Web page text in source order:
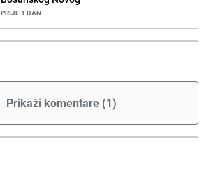
PRIJE 1 DAN
Prikaži komentare (1)